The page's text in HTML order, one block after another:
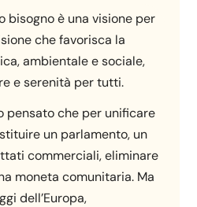
bisogno è una visione per
che favorisca la
ambientale e sociale,
e serenità per tutti.
pensato che per unificare
un parlamento, un
commerciali, eliminare
moneta comunitaria. Ma
dell’Europa,